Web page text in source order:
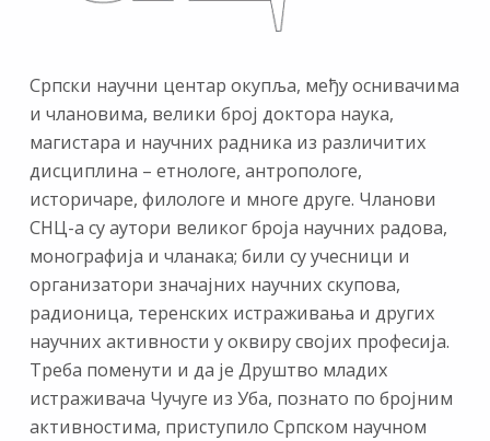
Српски научни центар окупља, међу оснивачима
и члановима, велики број доктора наука,
магистара и научних радника из различитих
дисциплина – етнологе, антропологе,
историчаре, филологе и многе друге. Чланови
СНЦ-а су аутори великог броја научних радова,
монографија и чланака; били су учесници и
организатори значајних научних скупова,
радионица, теренских истраживања и других
научних активности у оквиру својих професија.
Треба поменути и да је Друштво младих
истраживача Чучуге из Уба, познато по бројним
активностима, приступило Српском научном